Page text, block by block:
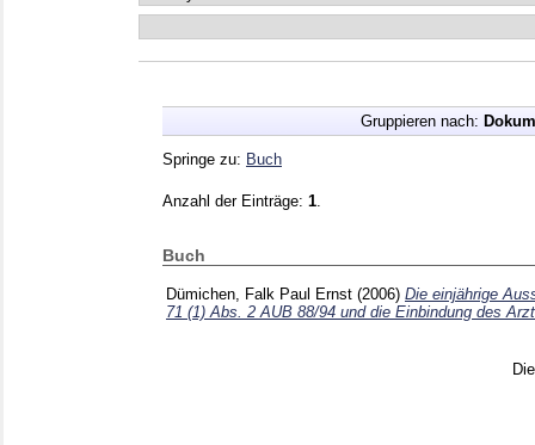
Gruppieren nach:
Springe zu: Buch
Anzahl der Einträge: 1
Buch
Dümichen, Falk Paul Ernst (2006) Die einjährige
71 (1) Abs. 2 AUB 88/94 und die Einbindung des